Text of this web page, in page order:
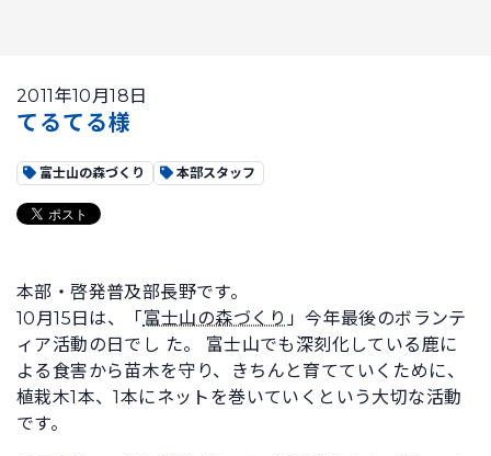
2011年10月18日
てるてる様
富士山の森づくり 本部スタッフ
本部・啓発普及部長野です。
10月15日は、「富士山の森づくり 」今年最後のボランテ
ィア活動の日でし た。 富士山でも深刻化している鹿に
よる食害から苗木を守り、きちんと育てていくために、
植栽木1本、1本にネットを巻いていくという大切な活動
です。